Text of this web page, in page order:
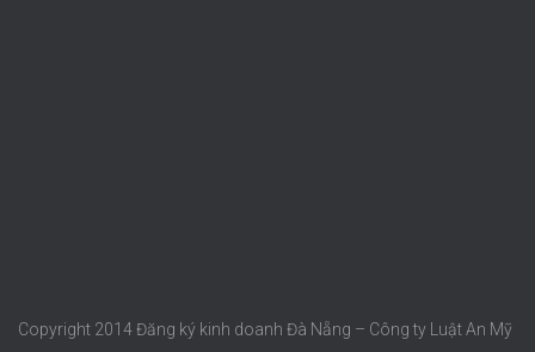
Copyright 2014 Đăng ký kinh doanh Đà Nẵng – Công ty Luật An Mỹ